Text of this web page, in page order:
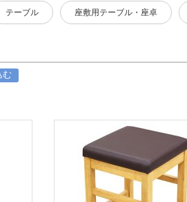
テーブル 座敷用テーブル・座卓